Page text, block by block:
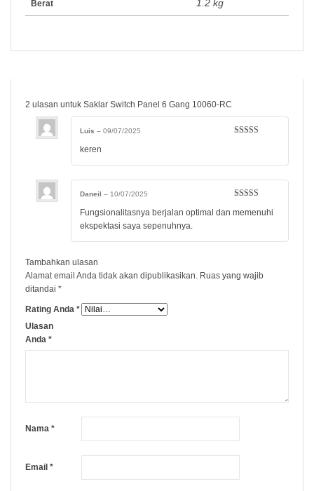
Berat 1.2 kg
2 ulasan untuk Saklar Switch Panel 6 Gang 10060-RC
Luis – 09/07/2025
keren
5
Daneil – 10/07/2025
Fungsionalitasnya berjalan optimal dan memenuhi
ekspektasi saya sepenuhnya.
Tambahkan ulasan
Alamat email Anda tidak akan dipublikasikan. Ruas yang wajib
ditandai *
Rating Anda *
Ulasan
Anda *
Nama *
Email *